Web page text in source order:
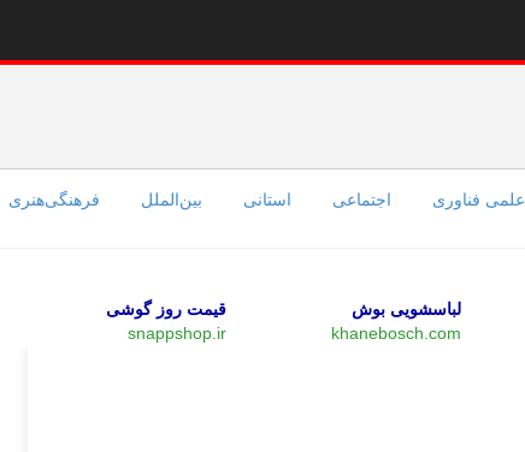
علمی فناوری اجتماعی استانی بین‌الملل فرهنگی‌هنری
لباسشویی بوش
khanebosch.com
قیمت روز گوشی
snappshop.ir